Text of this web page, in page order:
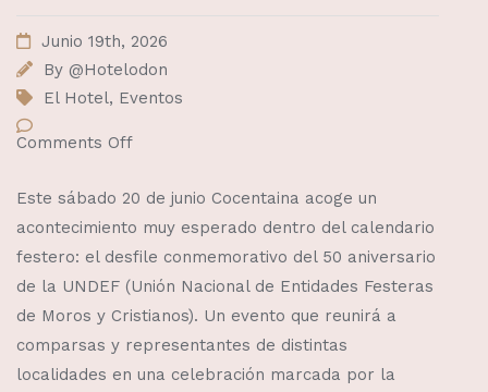
Junio 19th, 2026
By @Hotelodon
El Hotel, Eventos
Comments Off
Este sábado 20 de junio Cocentaina acoge un
acontecimiento muy esperado dentro del calendario
festero: el desfile conmemorativo del 50 aniversario
de la UNDEF (Unión Nacional de Entidades Festeras
de Moros y Cristianos). Un evento que reunirá a
comparsas y representantes de distintas
localidades en una celebración marcada por la